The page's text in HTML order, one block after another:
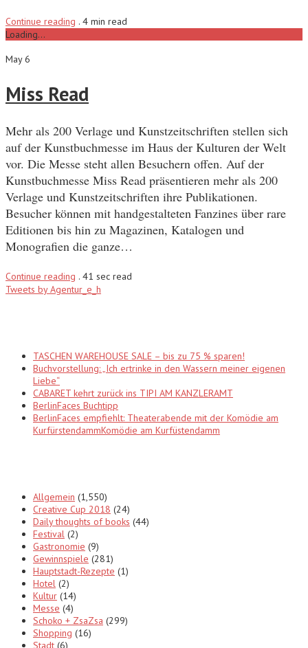
Continue reading . 4 min read
Loading...
May 6
Miss Read
Mehr als 200 Verlage und Kunstzeitschriften stellen sich
auf der Kunstbuchmesse im Haus der Kulturen der Welt
vor. Die Messe steht allen Besuchern offen. Auf der
Kunstbuchmesse Miss Read präsentieren mehr als 200
Verlage und Kunstzeitschriften ihre Publikationen.
Besucher können mit handgestalteten Fanzines über rare
Editionen bis hin zu Magazinen, Katalogen und
Monografien die ganze…
Continue reading . 41 sec read
Tweets by Agentur_e_h
TASCHEN WAREHOUSE SALE – bis zu 75 % sparen!
Buchvorstellung: „Ich ertrinke in den Wassern meiner eigenen
Liebe“
CABARET kehrt zurück ins TIPI AM KANZLERAMT
BerlinFaces Buchtipp
BerlinFaces empfiehlt: Theaterabende mit der Komödie am
KurfürstendammKomödie am Kurfüstendamm
Allgemein (1,550)
Creative Cup 2018 (24)
Daily thoughts of books (44)
Festival (2)
Gastronomie (9)
Gewinnspiele (281)
Hauptstadt-Rezepte (1)
Hotel (2)
Kultur (14)
Messe (4)
Schoko + ZsaZsa (299)
Shopping (16)
Stadt (6)